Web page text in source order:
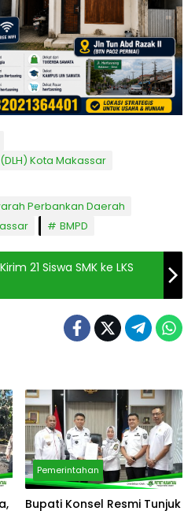
Kota Makassar
Perbankan Daerah
BMPD
21 Siswa SMK ke LKS
Pemerintahan
Bupati Konsel Resmi Tunjuk